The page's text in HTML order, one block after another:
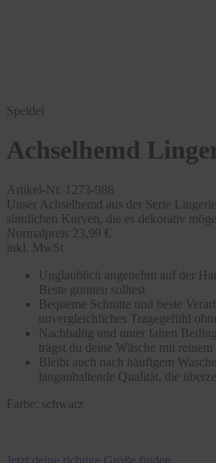
Speidel
Achselhemd
Artikel-Nr. 1273-988
Unser Achselhemd aus der Serie
sinnlichen Kurven, die es dekorativ
Normalpreis 23,99 €
inkl. MwSt
Unglaublich angenehm auf der
Beste gönnen solltest
Bequeme Schnitte und beste
unvergleichliches Tragegefühl
Nachhaltig und unter fairen
trägst du deine Wäsche mit reinem
Bleibt auch nach häufigem
langanhaltende Qualität, die
Farbe: schwarz
Jetzt deine richtige Größe finden